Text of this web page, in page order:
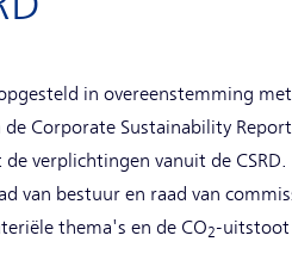
in overeenstemming met
Corporate Sustainability
verplichtingen vanuit de CSRD.
van bestuur en raad van
thema's en de CO2-uitstoot